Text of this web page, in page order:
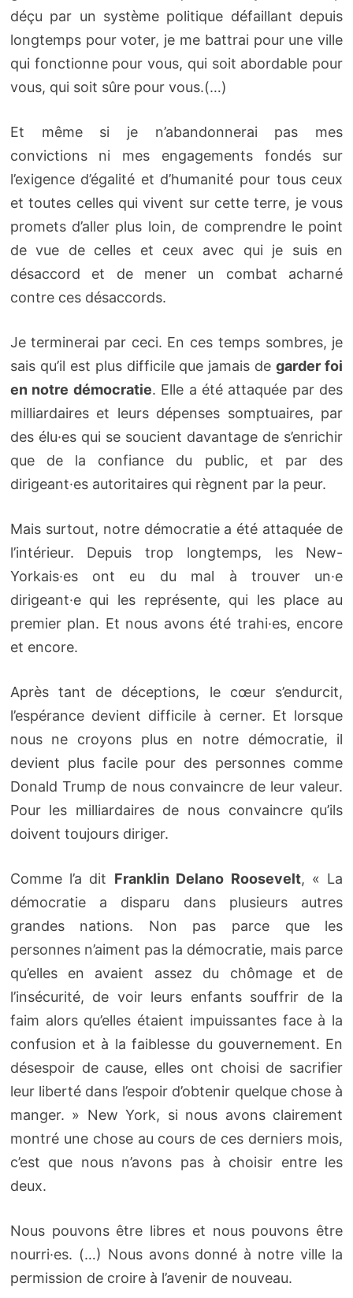
déçu par un système politique défaillant depuis
longtemps pour voter, je me battrai pour une ville
qui fonctionne pour vous, qui soit abordable pour
vous, qui soit sûre pour vous.(…)
Et même si je n’abandonnerai pas mes
convictions ni mes engagements fondés sur
l’exigence d’égalité et d’humanité pour tous ceux
et toutes celles qui vivent sur cette terre, je vous
promets d’aller plus loin, de comprendre le point
de vue de celles et ceux avec qui je suis en
désaccord et de mener un combat acharné
contre ces désaccords.
Je terminerai par ceci. En ces temps sombres, je
sais qu’il est plus difficile que jamais degarder foi
en notre démocratie. Elle a été attaquée par des
milliardaires et leurs dépenses somptuaires, par
des élu·es qui se soucient davantage de s’enrichir
que de la confiance du public, et par des
dirigeant·es autoritaires qui règnent par la peur.
Mais surtout, notre démocratie a été attaquée de
l’intérieur. Depuis trop longtemps, les New-
Yorkais·es ont eu du mal à trouver un·e
dirigeant·e qui les représente, qui les place au
premier plan. Et nous avons été trahi·es, encore
et encore.
Après tant de déceptions, le cœur s’endurcit,
l’espérance devient difficile à cerner. Et lorsque
nous ne croyons plus en notre démocratie, il
devient plus facile pour des personnes comme
Donald Trump de nous convaincre de leur valeur.
Pour les milliardaires de nous convaincre qu’ils
doivent toujours diriger.
Comme l’a dit Franklin Delano Roosevelt, « La
démocratie a disparu dans plusieurs autres
grandes nations. Non pas parce que les
personnes n’aiment pas la démocratie, mais parce
qu’elles en avaient assez du chômage et de
l’insécurité, de voir leurs enfants souffrir de la
faim alors qu’elles étaient impuissantes face à la
confusion et à la faiblesse du gouvernement. En
désespoir de cause, elles ont choisi de sacrifier
leur liberté dans l’espoir d’obtenir quelque chose à
manger. » New York, si nous avons clairement
montré une chose au cours de ces derniers mois,
c’est que nous n’avons pas à choisir entre les
deux.
Nous pouvons être libres et nous pouvons être
nourri·es. (…) Nous avons donné à notre ville la
permission de croire à l’avenir de nouveau.